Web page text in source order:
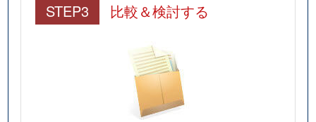
STEP3 比較＆検討する